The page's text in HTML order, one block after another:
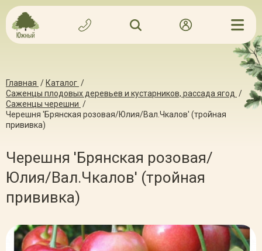
Главная / Каталог /
Саженцы плодовых деревьев и кустарников, рассада ягод /
Саженцы черешни /
Черешня 'Брянская розовая/Юлия/Вал.Чкалов' (тройная
прививка)
Черешня 'Брянская розовая/
Юлия/Вал.Чкалов' (тройная
прививка)